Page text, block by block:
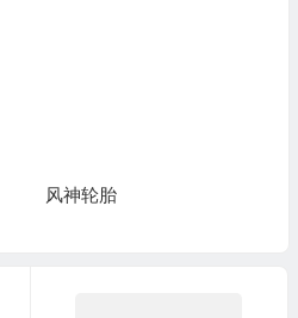
风神轮胎